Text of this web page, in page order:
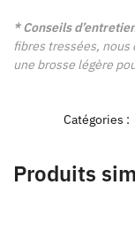
* Conseils
fibres tressées, nous
une brosse légère
Catégories :
Produits